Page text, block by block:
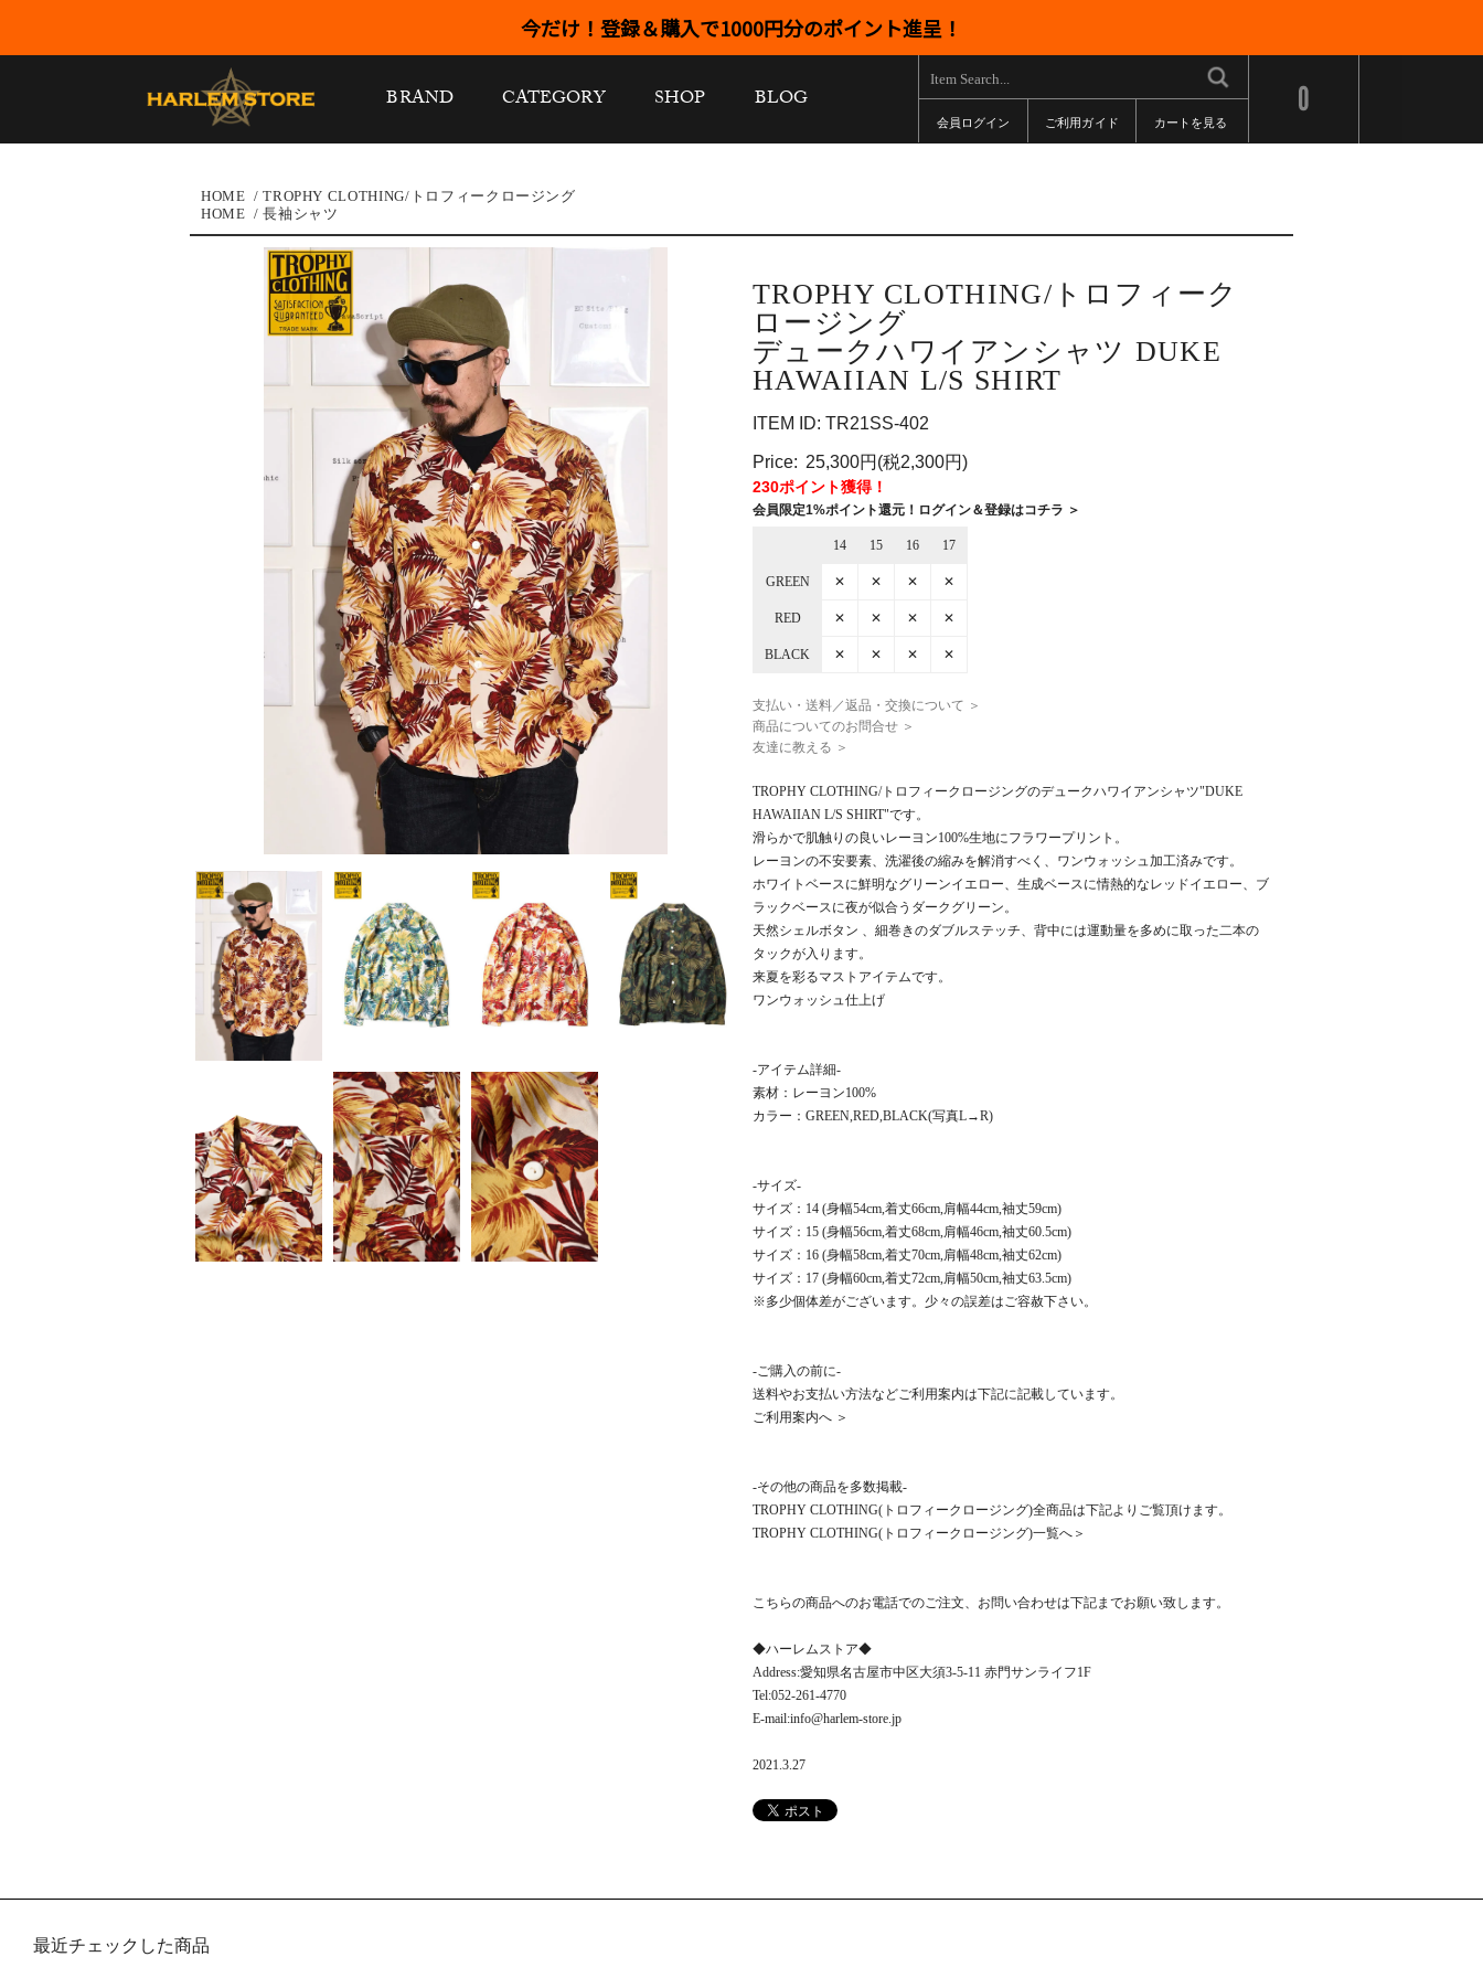
今だけ！登録＆購入で1000円分のポイント進呈！
BRAND CATEGORY SHOP BLOG 0
会員ログイン ご利用ガイド カートを見る
HOME /TROPHY CLOTHING/トロフィークロージング
HOME /長袖シャツ
TROPHY CLOTHING/トロフィーク
ロージング
デュークハワイアンシャツ DUKE
HAWAIIAN L/S SHIRT
ITEM ID: TR21SS-402
Price: 25,300円(税2,300円)
230ポイント獲得！
会員限定1%ポイント還元！ログイン＆登録はコチラ ＞
14 15 16 17
GREEN ✕ ✕ ✕ ✕
RED ✕ ✕ ✕ ✕
BLACK ✕ ✕ ✕ ✕
支払い・送料／返品・交換について ＞
商品についてのお問合せ ＞
友達に教える ＞
TROPHY CLOTHING/トロフィークロージングのデュークハワイアンシャツ"DUKE
HAWAIIAN L/S SHIRT"です。
滑らかで肌触りの良いレーヨン100%生地にフラワープリント。
レーヨンの不安要素、洗濯後の縮みを解消すべく、ワンウォッシュ加工済みです。
ホワイトベースに鮮明なグリーンイエロー、生成ベースに情熱的なレッドイエロー、ブ
ラックベースに夜が似合うダークグリーン。
天然シェルボタン 、細巻きのダブルステッチ、背中には運動量を多めに取った二本の
タックが入ります。
来夏を彩るマストアイテムです。
ワンウォッシュ仕上げ
-アイテム詳細-
素材：レーヨン100%
カラー：GREEN,RED,BLACK(写真L→R)
-サイズ-
サイズ：14 (身幅54cm,着丈66cm,肩幅44cm,袖丈59cm)
サイズ：15 (身幅56cm,着丈68cm,肩幅46cm,袖丈60.5cm)
サイズ：16 (身幅58cm,着丈70cm,肩幅48cm,袖丈62cm)
サイズ：17 (身幅60cm,着丈72cm,肩幅50cm,袖丈63.5cm)
※多少個体差がございます。少々の誤差はご容赦下さい。
-ご購入の前に-
送料やお支払い方法などご利用案内は下記に記載しています。
ご利用案内へ ＞
-その他の商品を多数掲載-
TROPHY CLOTHING(トロフィークロージング)全商品は下記よりご覧頂けます。
TROPHY CLOTHING(トロフィークロージング)一覧へ＞
こちらの商品へのお電話でのご注文、お問い合わせは下記までお願い致します。
◆ハーレムストア◆
Address:愛知県名古屋市中区大須3-5-11 赤門サンライフ1F
Tel:052-261-4770
E-mail:info@harlem-store.jp
2021.3.27
最近チェックした商品